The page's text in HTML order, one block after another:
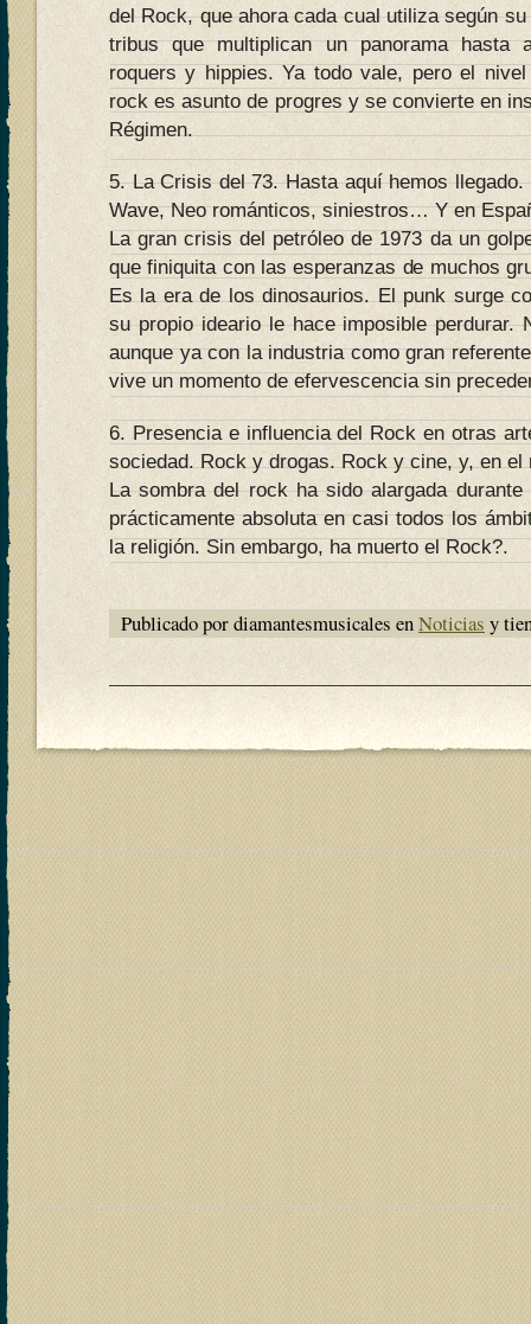
del Rock, que ahora cada cual utiliza según
tribus que multiplican un panorama hasta
roquers y hippies. Ya todo vale, pero el
rock es asunto de progres y se convierte en
Régimen.
5. La Crisis del 73. Hasta aquí hemos
Wave, Neo románticos, siniestros… Y en
La gran crisis del petróleo de 1973 da un
que finiquita con las esperanzas de muchos
Es la era de los dinosaurios. El punk surge
su propio ideario le hace imposible perdurar.
aunque ya con la industria como gran
vive un momento de efervescencia sin
6. Presencia e influencia del Rock en otras
sociedad. Rock y drogas. Rock y cine, y, en
La sombra del rock ha sido alargada
prácticamente absoluta en casi todos los
la religión. Sin embargo, ha muerto el Rock?.
Publicado por diamantesmusicales enNoticias y